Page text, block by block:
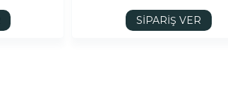
SİPARİŞ VER